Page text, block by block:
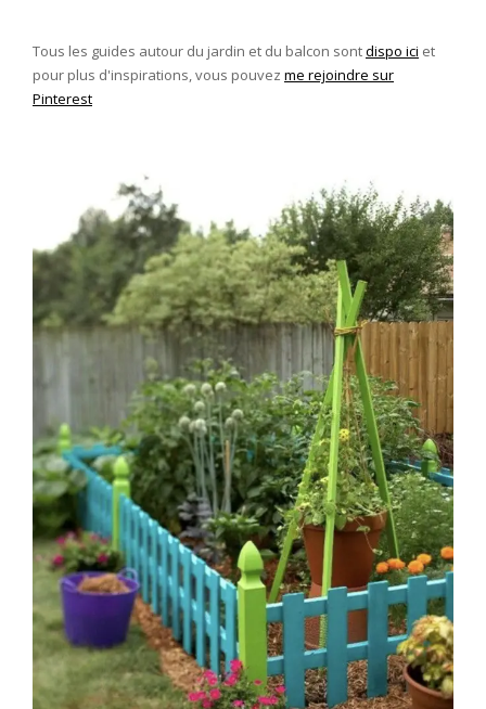
Tous les guides autour du jardin et du balcon sontdispo ici et
pour plus d'inspirations, vous pouvez me rejoindre sur
Pinterest